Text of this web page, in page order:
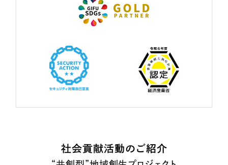
社会貢献活動のご紹介